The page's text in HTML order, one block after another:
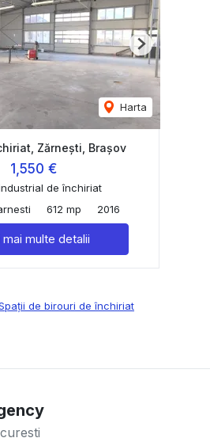
Harta
Next
Zărnești, Brașov
1,550 €
de închiriat
612 mp 2016
mai multe detalii
de birouri de închiriat